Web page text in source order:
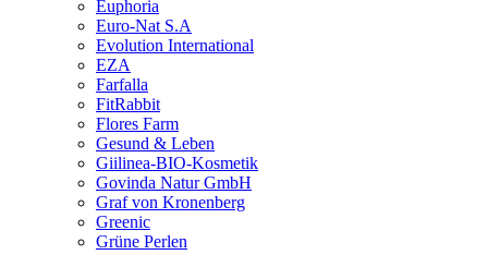
Euphoria
Euro-Nat S.A
Evolution International
EZA
Farfalla
FitRabbit
Flores Farm
Gesund & Leben
Giilinea-BIO-Kosmetik
Govinda Natur GmbH
Graf von Kronenberg
Greenic
Grüne Perlen